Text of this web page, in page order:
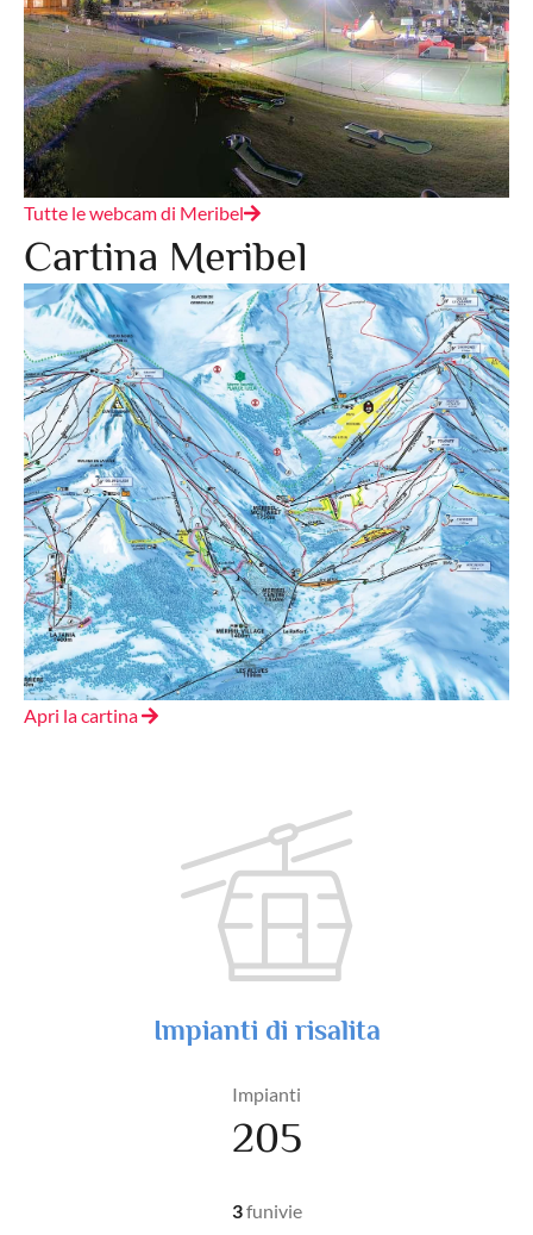
Tutte le webcam di Meribel
Cartina Meribel
Apri la cartina
Impianti di risalita
Impianti
205
3funivie